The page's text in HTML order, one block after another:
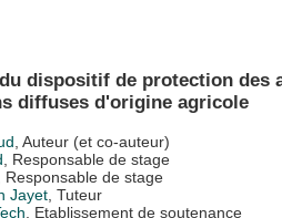
dispositif de protection des
diffuses d'origine agricole
, Auteur (et co-auteur)
, Responsable de stage
Responsable de stage
Jayet, Tuteur
, Etablissement de soutenance